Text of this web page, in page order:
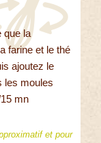
que la
farine et le thé
ajoutez le
les moules
mn
et pour